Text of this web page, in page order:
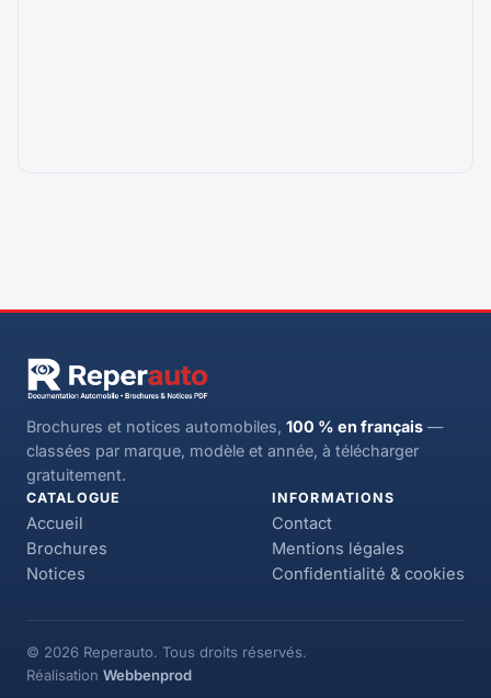
Brochures et notices automobiles, 100 % en français —
classées par marque, modèle et année, à télécharger
gratuitement.
CATALOGUE
Accueil
Brochures
Notices
INFORMATIONS
Contact
Mentions légales
Confidentialité & cookies
© 2026 Reperauto. Tous droits réservés.
Réalisation Webbenprod